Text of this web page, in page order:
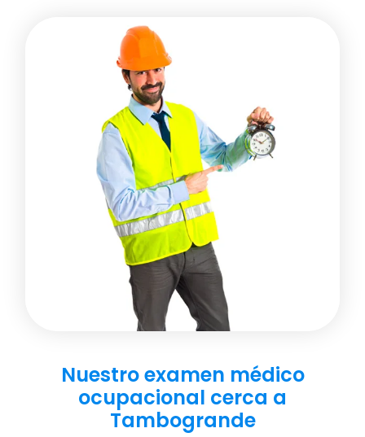
Nuestro examen médico
ocupacional cerca a
Tambogrande